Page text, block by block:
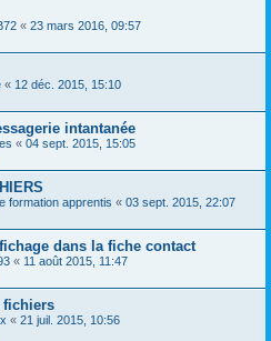
« 23 mars 2016, 09:57
« 12 déc. 2015, 15:10
intantanée
« 04 sept. 2015, 15:05
formation apprentis « 03 sept. 2015, 22:07
dans la fiche contact
« 11 août 2015, 11:47
fichiers
« 21 juil. 2015, 10:56